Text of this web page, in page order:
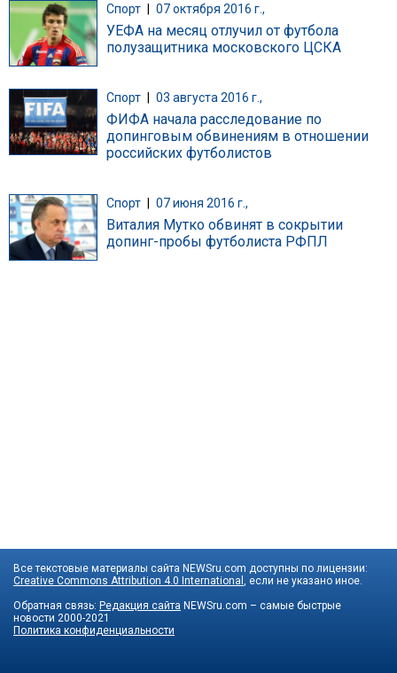
Спорт | 07 октября 2016 г.,
УЕФА на месяц отлучил от футбола
полузащитника московского ЦСКА
Спорт 03 августа 2016 г.,
ФИФА начала расследование по
допинговым обвинениям в отношении
российских футболистов
Спорт 07 июня 2016 г.,
Виталия Мутко обвинят в сокрытии
допинг-пробы футболиста РФПЛ
Все текстовые материалы сайта NEWSru.com доступны по лицензии:
Creative Commons Attribution 4.0 International , если не указано иное.
Обратная связь: Редакция сайта NEWSru.com – самые быстрые
новости 2000-2021
Политика конфиденциальности